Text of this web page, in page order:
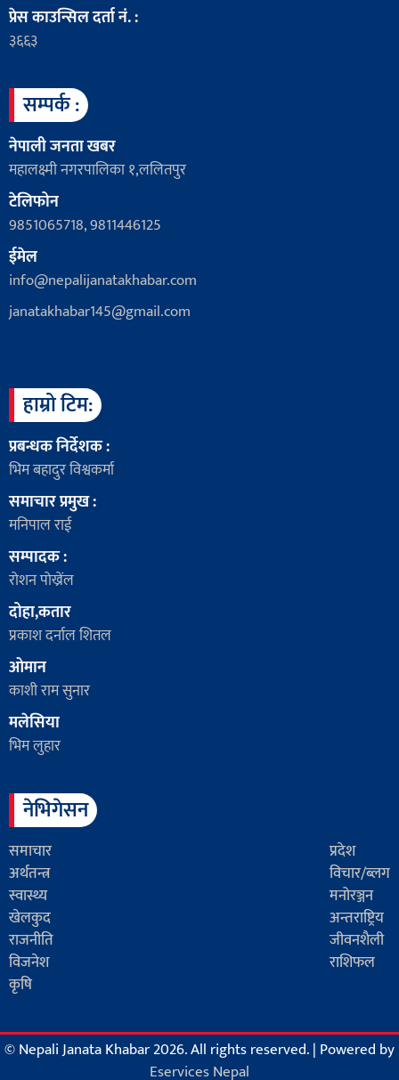
प्रेस काउन्सिल दर्ता नं. :
३६६३
सम्पर्क :
नेपाली जनता खबर
महालक्ष्मी नगरपालिका १,ललितपुर
टेलिफोन
9851065718, 9811446125
ईमेल
info@nepalijanatakhabar.com
janatakhabar145@gmail.com
हाम्रो टिम:
प्रबन्धक निर्देशक :
भिम बहादुर विश्वकर्मा
समाचार प्रमुख :
मनिपाल राई
सम्पादक :
रोशन पोख्रेंल
दोहा,कतार
प्रकाश दर्नाल शितल
ओमान
काशी राम सुनार
मलेसिया
भिम लुहार
नेभिगेसन
समाचार
प्रदेश
अर्थतन्त्र
विचार/ब्लग
स्वास्थ्य
मनोरञ्जन
खेलकुद
अन्तराष्ट्रिय
राजनीति
जीवनशैली
विजनेश
राशिफल
कृषि
© Nepali Janata Khabar 2026. All rights reserved.| Powered by
Eservices Nepal